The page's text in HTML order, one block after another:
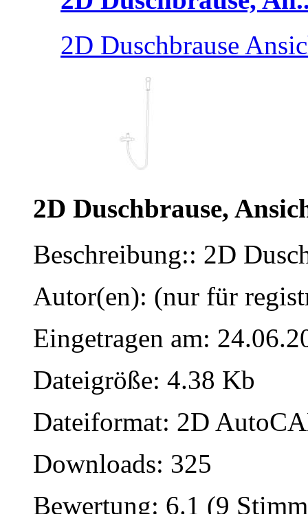
2D Duschbrause
2D Duschbrause,
Beschreibung:: 2D
Autor(en): (nur für
Eingetragen am:
Dateigröße: 4.38 Kb
Dateiformat: 2D
Downloads: 325
Bewertung: 6.1 (9